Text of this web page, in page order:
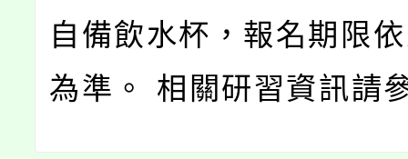
自備飲水杯，報名期限
為準。 相關研習資訊請